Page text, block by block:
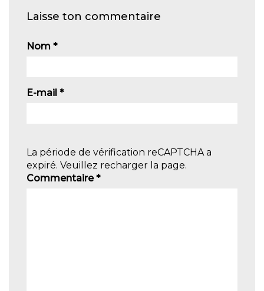
Laisse ton commentaire
Nom *
E-mail *
La période de vérification reCAPTCHA a
expiré. Veuillez recharger la page.
Commentaire*